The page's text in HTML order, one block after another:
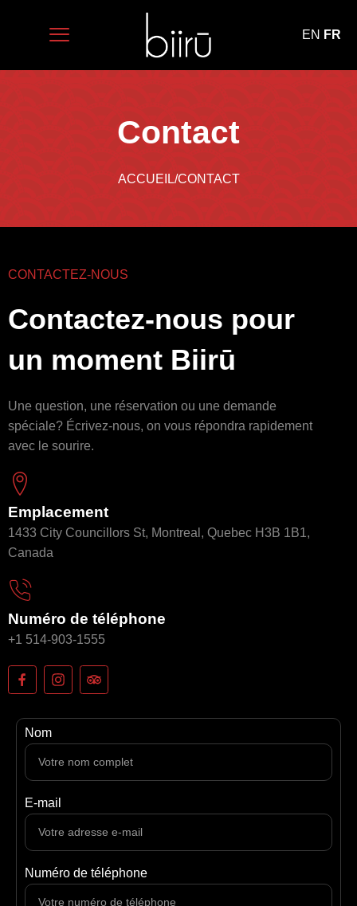
EN FR
Contact
ACCUEIL/CONTACT
CONTACTEZ-NOUS
Contactez-nous pour
un moment Biirū
Une question, une réservation ou une demande
spéciale? Écrivez-nous, on vous répondra rapidement
avec le sourire.
Emplacement
1433 City Councillors St, Montreal, Quebec H3B 1B1,
Canada
Numéro de téléphone
+1 514-903-1555
Nom
E-mail
Numéro de téléphone